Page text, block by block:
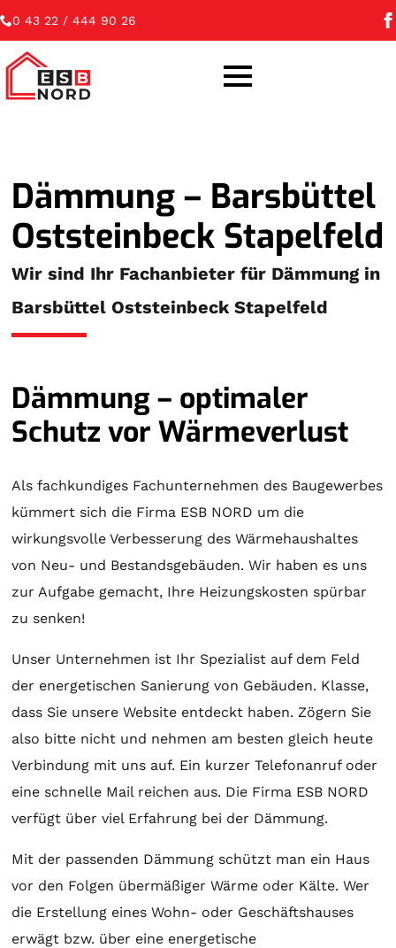
0 43 22 / 444 90 26
Dämmung – Barsbüttel
Oststeinbeck Stapelfeld
Wir sind Ihr Fachanbieter für Dämmung in
Barsbüttel Oststeinbeck Stapelfeld
Dämmung – optimaler
Schutz vor Wärmeverlust
Als fachkundiges Fachunternehmen des Baugewerbes
kümmert sich die Firma ESB NORD um die
wirkungsvolle Verbesserung des Wärmehaushaltes
von Neu- und Bestandsgebäuden. Wir haben es uns
zur Aufgabe gemacht, Ihre Heizungskosten spürbar
zu senken!
Unser Unternehmen ist Ihr Spezialist auf dem Feld
der energetischen Sanierung von Gebäuden. Klasse,
dass Sie unsere Website entdeckt haben. Zögern Sie
also bitte nicht und nehmen am besten gleich heute
Verbindung mit uns auf. Ein kurzer Telefonanruf oder
eine schnelle Mail reichen aus. Die Firma ESB NORD
verfügt über viel Erfahrung bei der Dämmung.
Mit der passenden Dämmung schützt man ein Haus
vor den Folgen übermäßiger Wärme oder Kälte. Wer
die Erstellung eines Wohn- oder Geschäftshauses
erwägt bzw. über eine energetische